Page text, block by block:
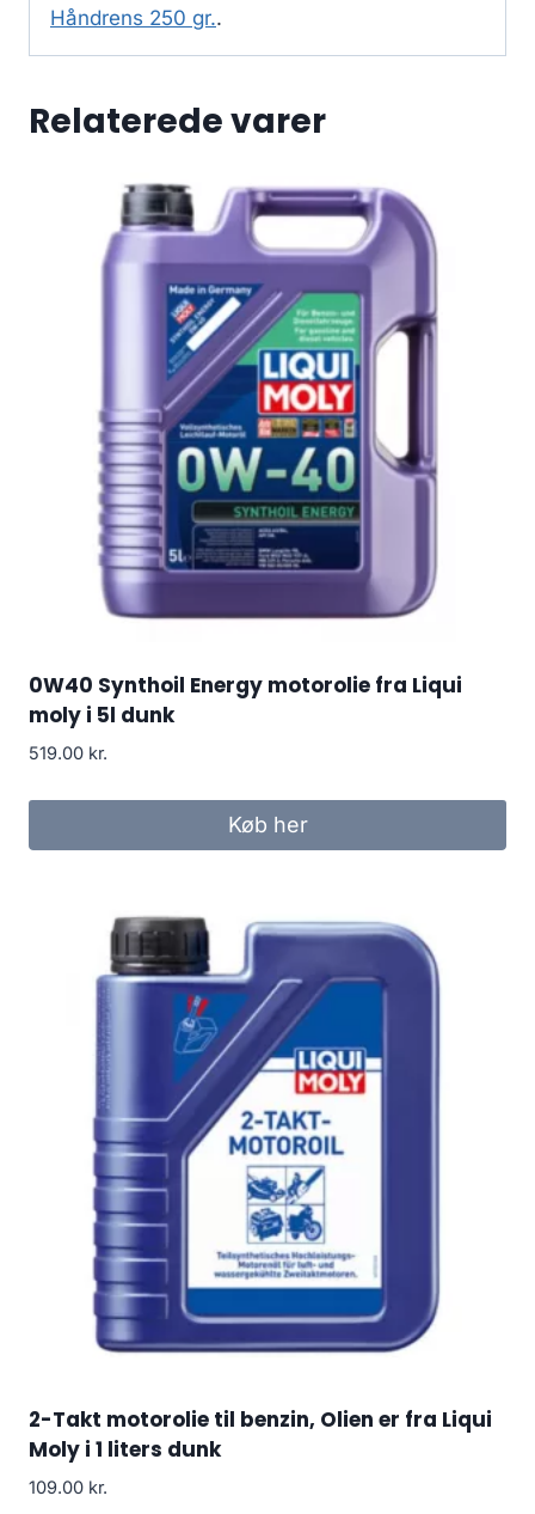
Håndrens 250 gr..
Relaterede varer
0W40 Synthoil Energy motorolie fra Liqui
moly i 5l dunk
519.00 kr.
Køb her
2-Takt motorolie til benzin, Olien er fra Liqui
Moly i 1 liters dunk
109.00 kr.